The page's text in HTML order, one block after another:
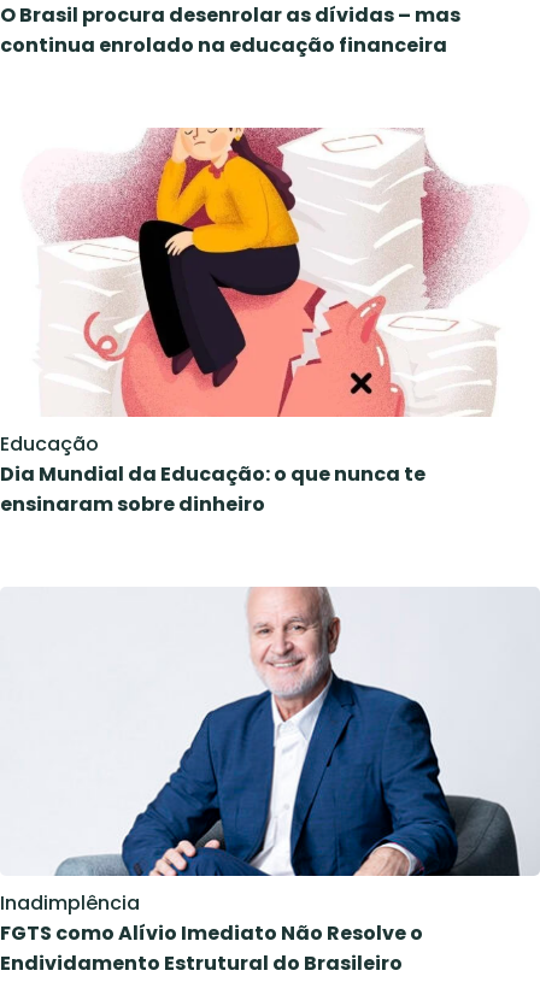
O Brasil procura desenrolar as dívidas – mas
continua enrolado na educação financeira
Educação
Dia Mundial da Educação: o que nunca te
ensinaram sobre dinheiro
Inadimplência
FGTS como Alívio Imediato Não Resolve o
Endividamento Estrutural do Brasileiro